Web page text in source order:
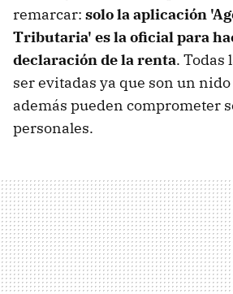
remarcar: solo la aplicación
Tributaria' es la oficial para
declaración de la renta. Todas
ser evitadas ya que son un
además pueden comprometer
personales.